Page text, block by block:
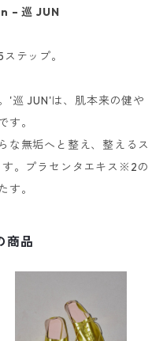
– 巡 JUN
テップ。
'巡 JUN'は、肌本来の健や
す。
な無垢へと整え、整えるス
。プラセンタエキス※2の
す。
商品